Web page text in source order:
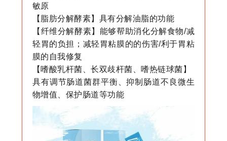
敏原
【脂肪分解酵素】具有分解油脂的功能
【纤维分解酵素】能够帮助消化分解食物/减
轻胃的负担；减轻胃粘膜的的伤害/利于胃粘
膜的自我修复
【嗜酸乳杆菌、长双歧杆菌、嗜热链球菌】
具有调节肠道菌群平衡、抑制肠道不良微生
物增值、保护肠道等功能